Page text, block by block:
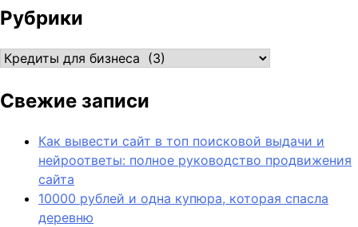
Рубрики
Рубрики
Свежие записи
Как вывести сайт в топ поисковой выдачи и
нейроответы: полное руководство продвижения
сайта
10000 рублей и одна купюра, которая спасла
деревню